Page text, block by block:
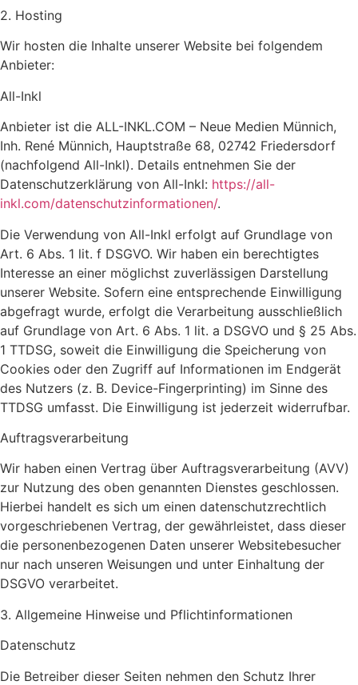
2. Hosting
Wir hosten die Inhalte unserer Website bei folgendem
Anbieter:
All-Inkl
Anbieter ist die ALL-INKL.COM – Neue Medien Münnich,
Inh. René Münnich, Hauptstraße 68, 02742 Friedersdorf
(nachfolgend All-Inkl). Details entnehmen Sie der
Datenschutzerklärung von All-Inkl: https://all-
inkl.com/datenschutzinformationen/.
Die Verwendung von All-Inkl erfolgt auf Grundlage von
Art. 6 Abs. 1 lit. f DSGVO. Wir haben ein berechtigtes
Interesse an einer möglichst zuverlässigen Darstellung
unserer Website. Sofern eine entsprechende Einwilligung
abgefragt wurde, erfolgt die Verarbeitung ausschließlich
auf Grundlage von Art. 6 Abs. 1 lit. a DSGVO und § 25 Abs.
1 TTDSG, soweit die Einwilligung die Speicherung von
Cookies oder den Zugriff auf Informationen im Endgerät
des Nutzers (z. B. Device-Fingerprinting) im Sinne des
TTDSG umfasst. Die Einwilligung ist jederzeit widerrufbar.
Auftragsverarbeitung
Wir haben einen Vertrag über Auftragsverarbeitung (AVV)
zur Nutzung des oben genannten Dienstes geschlossen.
Hierbei handelt es sich um einen datenschutzrechtlich
vorgeschriebenen Vertrag, der gewährleistet, dass dieser
die personenbezogenen Daten unserer Websitebesucher
nur nach unseren Weisungen und unter Einhaltung der
DSGVO verarbeitet.
3. Allgemeine Hinweise und Pflicht­informationen
Datenschutz
Die Betreiber dieser Seiten nehmen den Schutz Ihrer